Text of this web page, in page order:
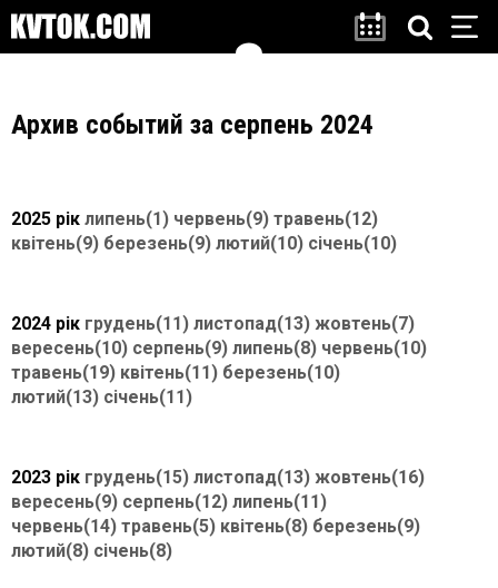
Архив событий за серпень 2024
2025 рік липень(1) червень(9) травень(12)
квітень(9) березень(9) лютий(10) січень(10)
2024 рік грудень(11) листопад(13) жовтень(7)
вересень(10) серпень(9) липень(8) червень(10)
травень(19) квітень(11) березень(10)
лютий(13) січень(11)
2023 рік грудень(15) листопад(13) жовтень(16)
вересень(9) серпень(12) липень(11)
червень(14) травень(5) квітень(8) березень(9)
лютий(8) січень(8)